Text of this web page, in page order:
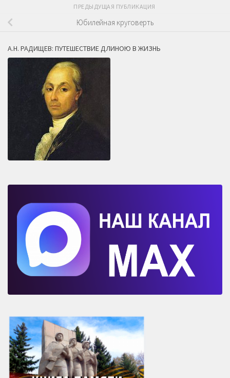
ПРЕДЫДУЩАЯ ПУБЛИКАЦИЯ
Юбилейная круговерть
А.Н. РАДИЩЕВ: ПУТЕШЕСТВИЕ ДЛИНОЮ В ЖИЗНЬ